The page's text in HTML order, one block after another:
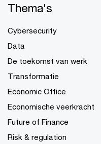
Thema's
Cybersecurity
Data
De toekomst van werk
Transformatie
Economic Office
Economische veerkracht
Future of Finance
Risk & regulation